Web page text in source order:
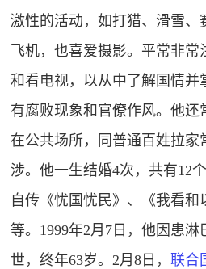
激性的活动，如打猎、滑雪、
飞机，也喜爱摄影。平常非常
和看电视，以从中了解国情并
有腐败现象和官僚作风。他还
在公共场所，同普通百姓拉家
涉。他一生结婚4次，共有12
自传《忧国忧民》、《我看和
等。1999年2月7日，他因患淋
世，终年63岁。2月8日，联合